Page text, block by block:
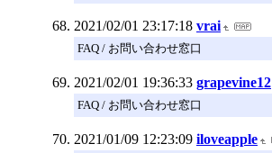
2021/02/01 23:17:18 vrai
FAQ / お問い合わせ窓口
2021/02/01 19:36:33 grapevine12
FAQ / お問い合わせ窓口
2021/01/09 12:23:09 iloveapple